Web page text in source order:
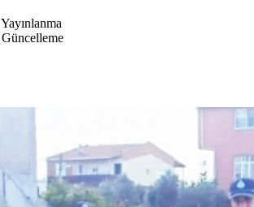
Yayınlanma
Güncelleme